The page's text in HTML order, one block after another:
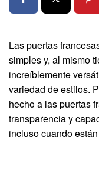
Las puertas
simples y, al mismo
increíblemente
variedad de estilos.
hecho a las puertas
transparencia y
incluso cuando